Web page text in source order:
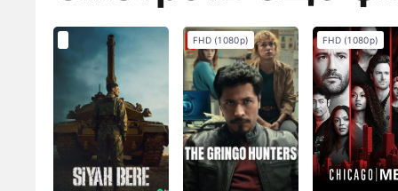
FHD (1080p) FHD (1080p)